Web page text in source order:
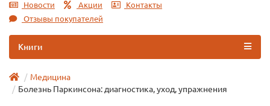
Новости Акции
Контакты
Отзывы покупателей
Книги
Медицина
Болезнь Паркинсона: диагностика, уход, упражнения